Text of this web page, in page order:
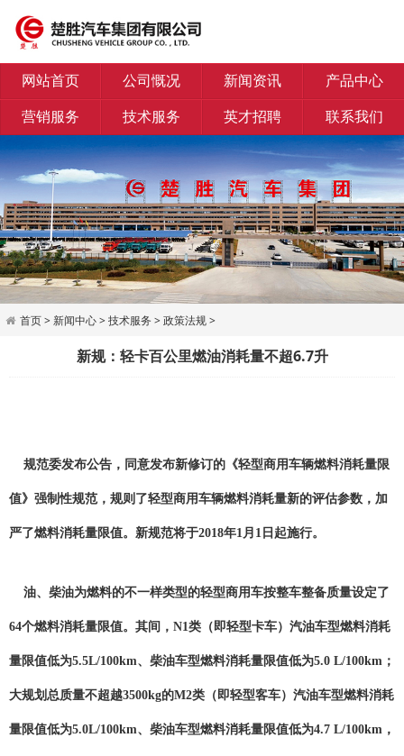
网站首页 公司慨况 新闻资讯
产品中心
营销服务
技术服务 英才招聘 联系我们
首页> 新闻中心>技术服务 >政策法规>
新规：轻卡百公里燃油消耗量不超6.7升
规范委发布公告，同意发布新修订的《轻型商用车辆燃料消耗量限
值》强制性规范，规则了轻型商用车辆燃料消耗量新的评估参数，加
严了燃料消耗量限值。新规范将于2018年1月1日起施行。
油、柴油为燃料的不一样类型的轻型商用车按整车整备质量设定了
64个燃料消耗量限值。其间，N1类（即轻型卡车）汽油车型燃料消耗
量限值低为5.5L/100km、柴油车型燃料消耗量限值低为5.0 L/100km；
大规划总质量不超越3500kg的M2类（即轻型客车）汽油车型燃料消耗
量限值低为5.0L/100km、柴油车型燃料消耗量限值低为4.7 L/100km，